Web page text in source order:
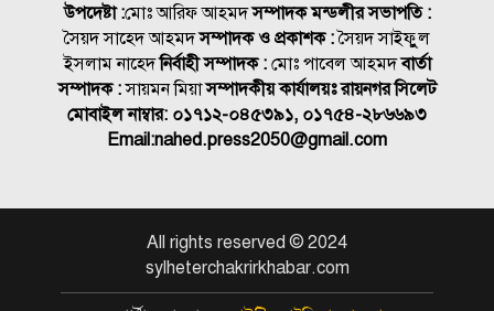
নিসচা সম্মাননা পেলেন লায়ন গনি
মিয়া বাবুল
সংবাদপত্র এজেন্ট হাফিজ উল্লাহ’র
জুলাই গণঅভ্যুত্থান স্বৈরাচারের
বিরুদ্ধে এক যুগান্তকারী অধ্যায়:
উপদেষ্টা :মোঃ আরিফ আহমদসম্পাদক মন্ডলীর সভাপতি :
সৈয়দ সাহেদ আহমদসম্পাদক ও প্রকাশক :সৈয়দ সাইফুুল
ইসলাম নাহেদনির্বাহী সম্পাদক :মোঃ পাবেল আহমদবার্তা
সম্পাদক :সায়মন মিয়াসম্পাদকীয় কার্যালয়ঃ রায়নগর সিলেট
মোবাইল নাম্বার: ০১৭১২-০৪৫৩৯১, ০১৭৫৪-২৮৬৬৯৩
Email:nahed.press2050@gmail.com
All rights reserved © 2024
sylheterchakrirkhabar.com